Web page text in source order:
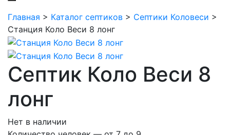
Главная > Каталог септиков > Септики Коловеси >
Станция Коло Веси 8 лонг
Септик Коло Веси 8
лонг
Нет в наличии